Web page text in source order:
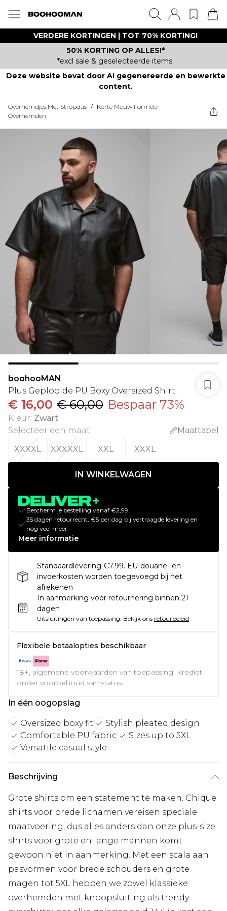
VERDERE KORTINGEN | TOT 70% KORTING!
50% KORTING OP ALLES!*
*excl sale & geselecteerde items.
Deze website bevat door AI gegenereerde en bewerkte
content.
Overhemdjes Met Stropdas / Korte Mouw Formele
Overhemden
boohooMAN
Plus Geplooide PU Boxy Oversized Shirt
€ 16,00 € 60,00 Bespaar 73%
Kleur: Zwart
Selecteer een maat:
Maattabel
XXXXL
XXXXXL XXL XXXL
IN WINKELWAGEN
Bescherm je bestelling vanaf €2,99.
35 dagen retourrecht, €5 per dag bij vertraagde levering en
nog veel meer.
Meer informatie
Standaardlevering €7.99. EU-douane- en
invoerkosten worden toegevoegd bij het
afrekenen
In aanmerking voor retournering binnen 21
dagen
Uitsluitingen van toepassing. Bekijk ons retourbeleid
Flexibele betaalopties beschikbaar
18+, algemene voorwaarden van toepassing. Krediet
onder voorbehoud van status
In één oogopslag
Oversized boxy fit
Stylish pleated design
Comfortable PU fabric
Sizes up to 5XL
Versatile casual style
Beschrijving
Grote shirts om een statement te maken. Chique
shirts voor brede lichamen vereisen speciale
maatvoering, dus alles anders dan onze plus-size
shirts voor grote en lange mannen komt
gewoon niet in aanmerking. Met een scala aan
pasvormen voor brede schouders en grote
magen tot 5XL hebben we zowel klassieke
overhemden met knoopsluiting als trendy